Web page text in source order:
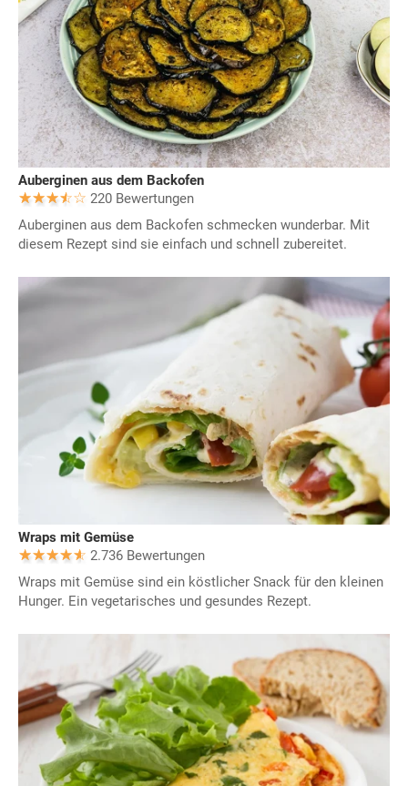
Auberginen aus dem Backofen
220 Bewertungen
Auberginen aus dem Backofen schmecken wunderbar. Mit
diesem Rezept sind sie einfach und schnell zubereitet.
Wraps mit Gemüse
2.736 Bewertungen
Wraps mit Gemüse sind ein köstlicher Snack für den kleinen
Hunger. Ein vegetarisches und gesundes Rezept.